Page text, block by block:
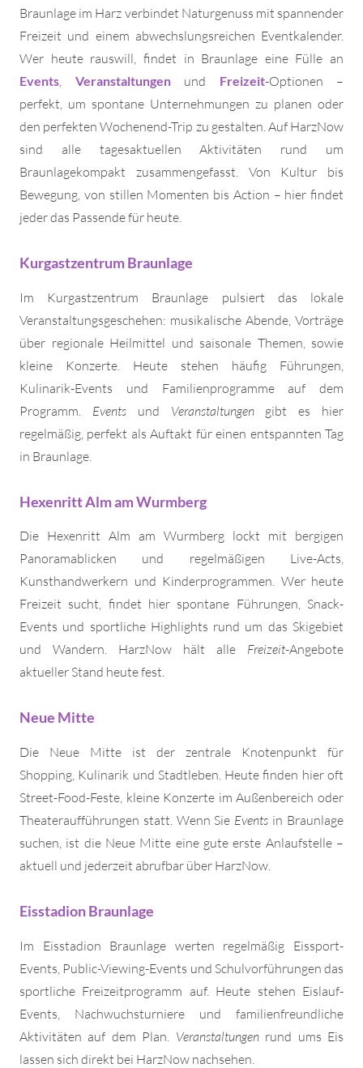
Braunlage im Harz verbindet Naturgenuss mit spannender
Freizeit und einem abwechslungsreichen Eventkalender.
Wer heute rauswill, findet in Braunlage eine Fülle an
Events, Veranstaltungenund Freizeit-Optionen –
perfekt, um spontane Unternehmungen zu planen oder
den perfekten Wochenend-Trip zu gestalten. Auf HarzNow
sind alle tagesaktuellen Aktivitäten rund um
Braunlagekompakt zusammengefasst. Von Kultur bis
Bewegung, von stillen Momenten bis Action – hier findet
jeder das Passende für heute.
Kurgastzentrum Braunlage
Im Kurgastzentrum Braunlage pulsiert das lokale
Veranstaltungsgeschehen: musikalische Abende, Vorträge
über regionale Heilmittel und saisonale Themen, sowie
kleine Konzerte. Heute stehen häufig Führungen,
Kulinarik-Events und Familienprogramme auf dem
Programm. Eventsund Veranstaltungengibt es hier
regelmäßig, perfekt als Auftakt für einen entspannten Tag
in Braunlage.
Hexenritt Alm am Wurmberg
Die Hexenritt Alm am Wurmberg lockt mit bergigen
Panoramablicken und regelmäßigen Live-Acts,
Kunsthandwerkern und Kinderprogrammen. Wer heute
Freizeit sucht, findet hier spontane Führungen, Snack-
Events und sportliche Highlights rund um das Skigebiet
und Wandern. HarzNow hält alle Freizeit-Angebote
aktueller Stand heute fest.
Neue Mitte
Die Neue Mitte ist der zentrale Knotenpunkt für
Shopping, Kulinarik und Stadtleben. Heute finden hier oft
Street-Food-Feste, kleine Konzerte im Außenbereich oder
Theateraufführungen statt. Wenn Sie Events in Braunlage
suchen, ist die Neue Mitte eine gute erste Anlaufstelle –
aktuell und jederzeit abrufbar über HarzNow.
Eisstadion Braunlage
Im Eisstadion Braunlage werten regelmäßig Eissport-
Events, Public-Viewing-Events und Schulvorführungen das
sportliche Freizeitprogramm auf. Heute stehen Eislauf-
Events, Nachwuchsturniere und familienfreundliche
Aktivitäten auf dem Plan. Veranstaltungenrund ums Eis
lassen sich direkt bei HarzNow nachsehen.